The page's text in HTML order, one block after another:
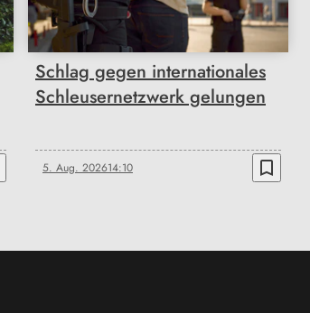
Schlag gegen internationales
Schleusernetzwerk gelungen
5. Aug. 202614:10 bookmark_border